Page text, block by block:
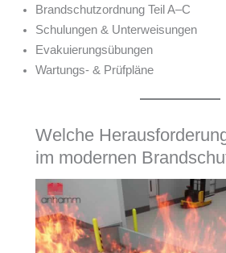
Brandschutzordnung Teil A–C
Schulungen & Unterweisungen
Evakuierungsübungen
Wartungs- & Prüfpläne
Welche
im modernen